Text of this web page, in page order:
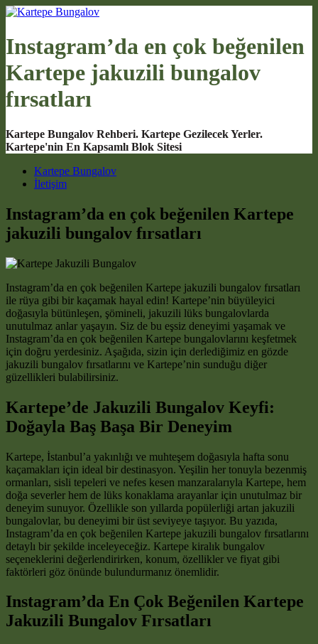
Instagram’da en çok beğenilen
Kartepe jakuzili bungalov
fırsatları
Kartepe Bungalov Rehberi. Kartepe Gezilecek Yerler.
Kartepe'nin En Kapsamlı Blok Sitesi
Main Navigation
Kartepe Bungalov
İletişim
Instagram’da en çok beğenilen Kartepe
jakuzili bungalov fırsatları
Instagram’da en çok beğenilen Kartepe jakuzili bungalov fırsatları
ile rüya gibi bir kaçamak hayal edin! Kartepe’nin büyüleyici
doğasıyla bütünleşen, şömineli, jakuzili lüks bungalovlarda
unutulmaz anlar yaşayın. Siz de bu eşsiz deneyimi yaşamak ve
Instagram’da en çok beğenilen Kartepe bungalovlarını keşfetmek
için doğru yerdesiniz. Aşağıda, sizin için derlediğimiz en gözde
jakuzili bungalov fırsatlarını ve Kartepe’nin sunduğu diğer
güzellikleri bulabilirsiniz.
Kartepe’de Jakuzili Bungalov Keyfi:
Doğayla Baş Başa Bir Deneyim
Kartepe, İstanbul’a yakınlığı ve muhteşem doğasıyla hafta sonu
kaçamakları için ideal bir destinasyon. Yeşilin her tonuyla bezenmiş
ormanları, sisli tepeleri ve nefes kesen manzaralarıyla Kartepe, hem
doğa severler hem de lüks konaklama arayanlar için unutulmaz bir
deneyim sunuyor. Özellikle son yıllarda popülerliği artan jakuzili
bungalovlar, bu deneyimi bir üst seviyeye taşıyor. Bu yazıda,
Instagram’da en çok beğenilen Kartepe jakuzili bungalov fırsatlarını
detaylı bir şekilde inceleyeceğiz. Kartepe kiralık bungalov
seçeneklerini değerlendirirken, konum, özellikler ve fiyat gibi
faktörleri göz önünde bulundurmanız önemlidir.
Instagram’da En Çok Beğenilen Kartepe
Jakuzili Bungalov Fırsatları